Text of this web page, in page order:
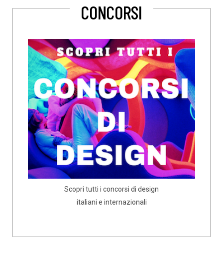
CONCORSI
Scopri tutti i concorsi di design
italiani e internazionali